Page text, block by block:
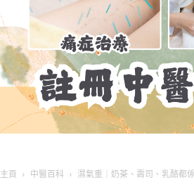
主頁 中醫百科 濕氣重｜奶茶、壽司、乳酪都